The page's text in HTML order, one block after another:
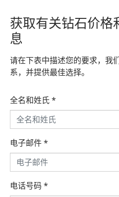
获取有关钻石价格
息
请在下表中描述您的要求，我
系，并提供最佳选择。
全名和姓氏*
电子邮件*
电话号码 *